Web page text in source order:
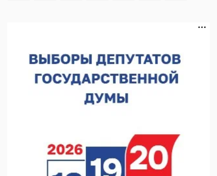
На повороте на Богородск ограничили скорость до 50 км/ч
06.08.2026 14:41
КХЛ + МХЛ. Острая конкуренция в нижегородском «Торпедо»
06.08.2026 14:25
Участник СВО прибыл в Нижний Новгород за гумпомощью